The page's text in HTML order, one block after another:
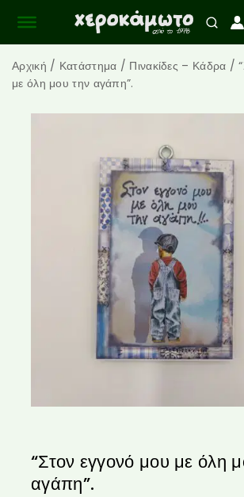
Αρχική / Κατάστημα / Πινακίδες – Κάδρα /
με όλη μου την αγάπη”.
“Στον εγγονό μου με όλη
αγάπη”.